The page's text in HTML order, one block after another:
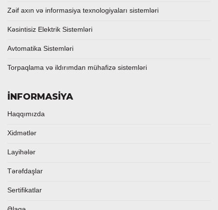
Zəif axın və informasiya texnologiyaları sistemləri
Kəsintisiz Elektrik Sistemləri
Avtomatika Sistemləri
Torpaqlama və ildırımdan mühafizə sistemləri
İNFORMASİYA
Haqqımızda
Xidmətlər
Layihələr
Tərəfdaşlar
Sertifikatlar